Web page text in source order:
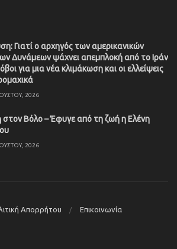
Γιατί ο αρχηγός των αμερικανικών
Δυνάμεων ψάχνει απεμπλοκή από το Ιράν
για μια νέα κλιμάκωση και οι ελλείψεις
2026
στον Βόλο – Έφυγε από τη ζωή η Ελένη
2026
Απορρήτου Επικοινωνία